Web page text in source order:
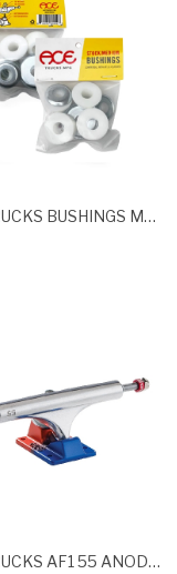
ACE TRUCKS BUSHINGS Medium
ACE TRUCKS AF1 55 ANODIZED Blue Orange